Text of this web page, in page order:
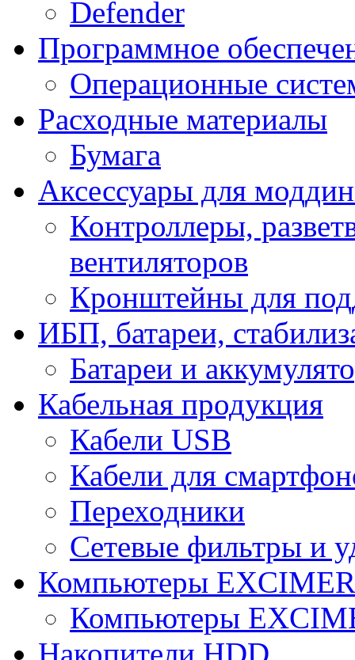
Defender
Программное
Операционные
Расходные материалы
Бумага
Аксессуары для
Контроллеры,
вентиляторов
Кронштейны для
ИБП, батареи,
Батареи и
Кабельная продукция
Кабели USB
Кабели для
Переходники
Сетевые фильтры и
Компьютеры
Компьютеры